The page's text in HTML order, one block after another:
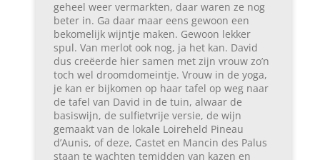
geheel weer vermarkten, daar waren ze nog
beter in. Ga daar maar eens gewoon een
bekomelijk wijntje maken. Gewoon lekker
spul. Van merlot ook nog, ja het kan. David
dus creëerde hier samen met zijn vrouw zo’n
toch wel droomdomeintje. Vrouw in de yoga,
je kan er bijkomen op haar tafel op weg naar
de tafel van David in de tuin, alwaar de
basiswijn, de sulfietvrije versie, de wijn
gemaakt van de lokale Loireheld Pineau
d’Aunis, of deze, Castet en Mancin des Palus
staan te wachten temidden van kazen en